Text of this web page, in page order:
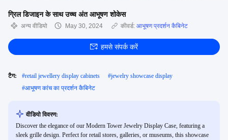
ग्रिल डिजाइन के साथ उच्च अंत आभूषण शोकेस
अन्य वीडियो May 30, 2024 कीवर्ड: आभूषण प्रदर्शन कैबिनेट
हमसे संपर्क करें
टैग: #retail jewellery display cabinets #jewelry showcase display
#आभूषण कांच का प्रदर्शन कैबिनेट
वीडियो विवरण:
Discover the elegance of our Modern Tower Jewelry Display Case, featuring a
sleek grille design. Perfect for retail stores, galleries, or museums, this showcase